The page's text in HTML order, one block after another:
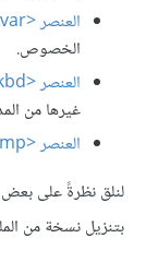
العنصر <var>
الخصوص.
العنصر <kbd>
غيرها من
العنصر <samp>
لنلق نظرةً على بعض
بتنزيل نسخة من